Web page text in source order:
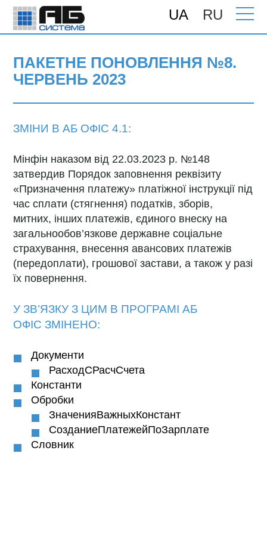
UA RU
Головна>Підтримка>Поновлення>
ПАКЕТНЕ ПОНОВЛЕННЯ №8.
ЧЕРВЕНЬ 2023
ЗМІНИ В АБ ОФІС 4.1:
Мінфін наказом від 22.03.2023 р. №148
затвердив Порядок заповнення реквізиту
«Призначення платежу» платіжної інструкції під
час сплати (стягнення) податків, зборів,
митних, інших платежів, єдиного внеску на
загальнообов’язкове державне соціальне
страхування, внесення авансових платежів
(передоплати), грошової застави, а також у разі
їх повернення.
У ЗВ’ЯЗКУ З ЦИМ В ПРОГРАМІАБ
ОФІС ЗМІНЕНО:
Документи
РасходСРасчСчета
Константи
Обробки
ЗначенияВажныхКонстант
СозданиеПлатежейПоЗарплате
Словник